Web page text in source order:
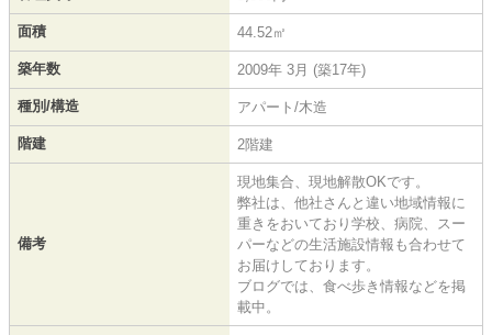
面積 44.52㎡
築年数 2009年 3月 (築17年)
種別/構造 アパート/木造
階建 2階建
備考
現地集合、現地解散OKです。
弊社は、他社さんと違い地域情報に
重きをおいており学校、病院、スー
パーなどの生活施設情報も合わせて
お届けしております。
ブログでは、食べ歩き情報などを掲
載中。